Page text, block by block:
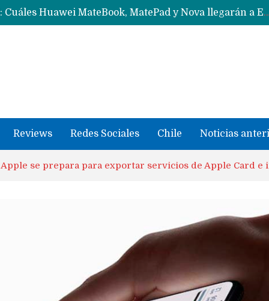
Data Centers de Huawei en Chile, México, Brasil,Perú y Argentina podrían verse afectados por arremetida de EE.UU
Fabricantes suben precios de teléfonos y ganan más
Reviews Redes Sociales Chile Noticias
Apple se prepara para exportar servicios de Apple Card e